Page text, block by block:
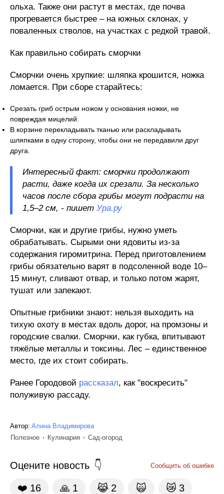
ольха. Также они растут в местах, где почва
прогревается быстрее – на южных склонах, у
поваленных стволов, на участках с редкой травой.
Как правильно собирать сморчки
Сморчки очень хрупкие: шляпка крошится, ножка
ломается. При сборе старайтесь:
Срезать гриб острым ножом у основания ножки, не
повреждая мицелий.
В корзине перекладывать тканью или раскладывать
шляпками в одну сторону, чтобы они не передавили друг
друга.
Интересный факт: сморчки продолжают
расти, даже когда их срезали. За несколько
часов после сбора грибы могут подрасти на
1,5–2 см, - пишет Ура.ру
Сморчки, как и другие грибы, нужно уметь
обрабатывать. Сырыми они ядовиты из-за
содержания гиромитрина. Перед приготовлением
грибы обязательно варят в подсоленной воде 10–
15 минут, сливают отвар, и только потом жарят,
тушат или запекают.
Опытные грибники знают: нельзя выходить на
тихую охоту в местах вдоль дорог, на промзоны и
городские свалки. Сморчки, как губка, впитывают
тяжёлые металлы и токсины. Лес – единственное
место, где их стоит собирать.
Ранее Городовой рассказал, как "воскресить"
полуживую рассаду.
Автор: Алина Владимирова
Полезное
Кулинария Сад-огород
Оцените новость Сообщить об ошибке
❤️ 16 🙏 1 😹 2 🙀 😿 3